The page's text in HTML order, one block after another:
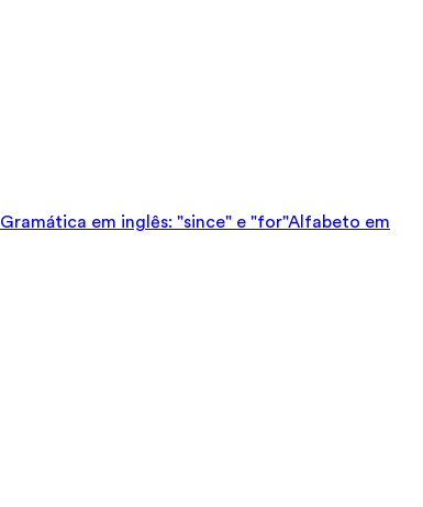
Gramática em inglês: "since" e "for"Alfabeto em